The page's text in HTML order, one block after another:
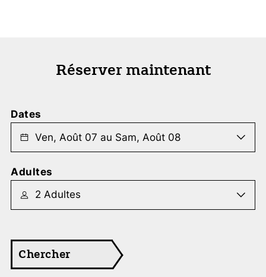
Réserver maintenant
Dates
Adultes
Chercher